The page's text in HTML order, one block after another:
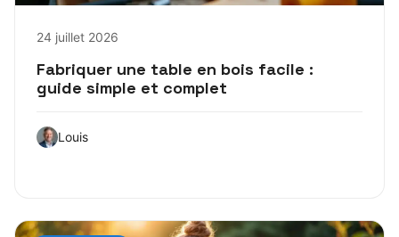
24 juillet 2026
Fabriquer une table en bois facile :
guide simple et complet
Louis